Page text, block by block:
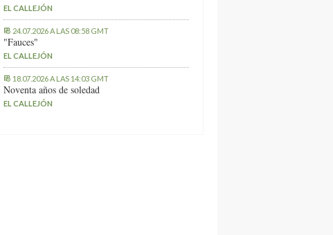
EL CALLEJÓN
24.07.2026 A LAS 08:58 GMT
"Fauces"
EL CALLEJÓN
18.07.2026 A LAS 14:03 GMT
Noventa años de soledad
EL CALLEJÓN